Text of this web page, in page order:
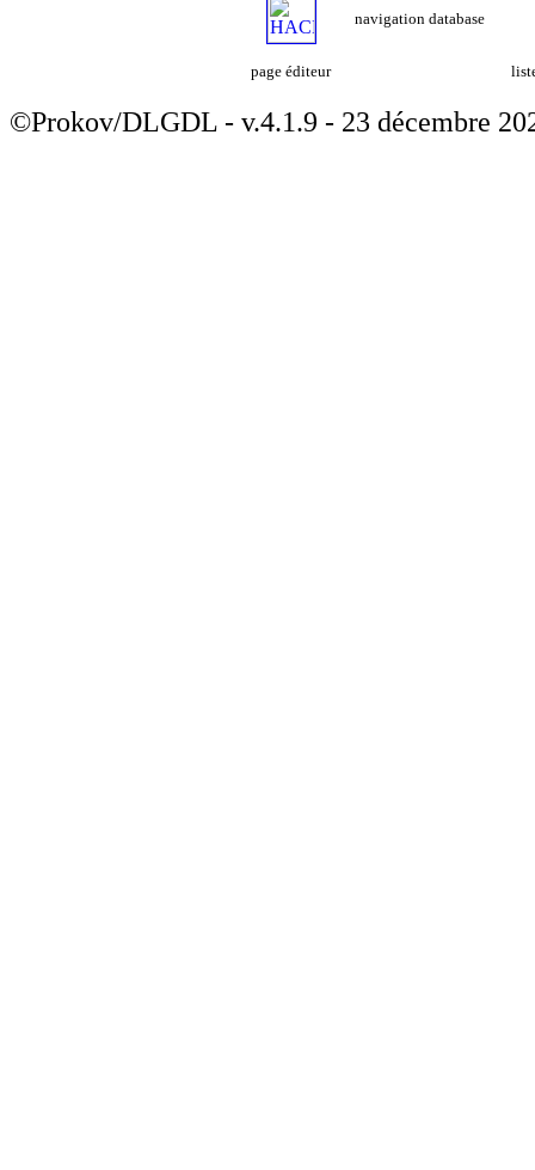
navigation database
page éditeur
©Prokov/DLGDL - v.4.1.9 - 23 décembre